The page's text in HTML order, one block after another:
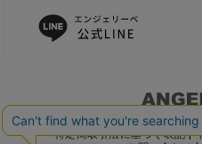
ご利用ガイド 会社概
特定商取引法に基づく表記